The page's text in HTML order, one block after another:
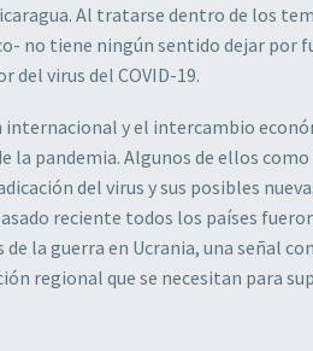
Al tratarse dentro de los
no tiene ningún sentido dejar por
virus del COVID-19.
y el intercambio
pandemia. Algunos de ellos
del virus y sus posibles
reciente todos los países
la guerra en Ucrania, una señal
regional que se necesitan para